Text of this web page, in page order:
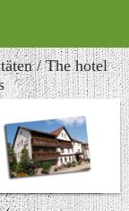
/ The hotel